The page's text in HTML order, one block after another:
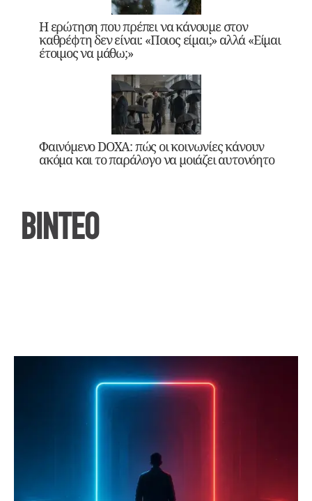
Η ερώτηση που πρέπει να κάνουμε στον
καθρέφτη δεν είναι: «Ποιος είμαι;» αλλά «Είμαι
έτοιμος να μάθω;»
Φαινόμενο DOXA: πώς οι κοινωνίες κάνουν
ακόμα και το παράλογο να μοιάζει αυτονόητο
ΒΙΝΤΕΟ